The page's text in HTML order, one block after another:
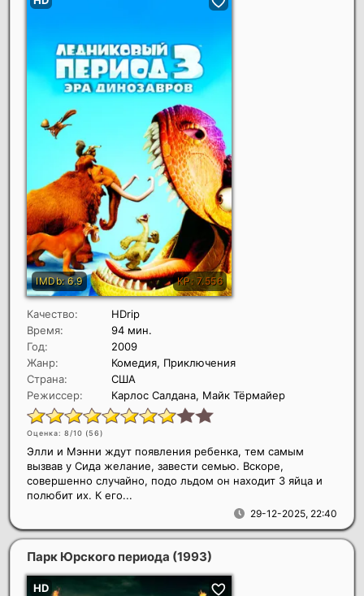
Качество:
HDrip
Время:
94 мин.
Год:
2009
Жанр:
Комедия, Приключения
Страна:
США
Режиссер:
Карлос Салдана, Майк Тёрмайер
Оценка: 8/10 (56)
29-12-2025, 22:40
Элли и Мэнни ждут появления ребенка, тем самым
вызвав у Сида желание, завести семью. Вскоре,
совершенно случайно, подо льдом он находит 3 яйца и
полюбит их. К его...
Парк Юрского периода (1993)